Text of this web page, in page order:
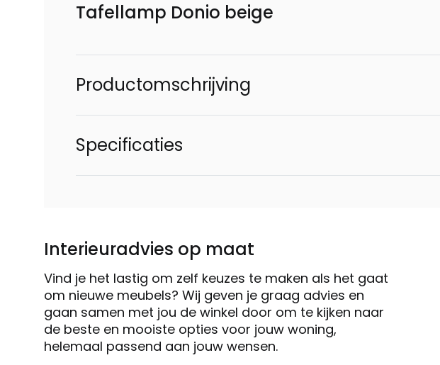
Tafellamp Donio beige
Productomschrijving
Specificaties
Interieuradvies op maat
Vind je het lastig om zelf keuzes te maken als het gaat
om nieuwe meubels? Wij geven je graag advies en
gaan samen met jou de winkel door om te kijken naar
de beste en mooiste opties voor jouw woning,
helemaal passend aan jouw wensen.